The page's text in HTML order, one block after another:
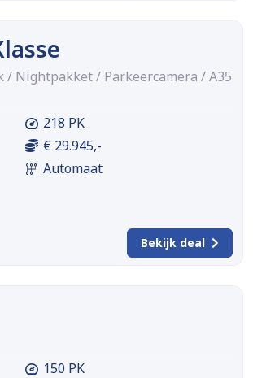
/ Nightpakket / Parkeercamera / A35
218 PK
€ 29.945,-
Automaat
Bekijk deal
150 PK